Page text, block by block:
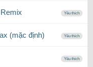
Yêu thích
(mặc định) Yêu thích
Yêu thích